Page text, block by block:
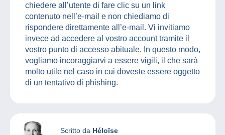
chiedere all’utente di fare clic su un link
contenuto nell’e-mail e non chiediamo di
rispondere direttamente all’e-mail. Vi invitiamo
invece ad accedere al vostro account tramite il
vostro punto di accesso abituale. In questo modo,
vogliamo incoraggiarvi a essere vigili, il che sarà
molto utile nel caso in cui doveste essere oggetto
di un tentativo di phishing.
Scritto da Héloïse